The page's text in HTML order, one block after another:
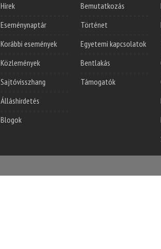
Hírek
Eseménynaptár
Korábbi események
Közlemények
Sajtóvisszhang
Álláshirdetés
Blogok
Bemutatkozás
Történet
Egyetemi kapcsolatok
Bentlakás
Támogatók